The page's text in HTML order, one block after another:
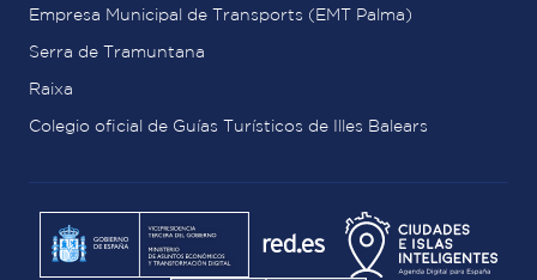
Empresa Municipal de Transports (EMT Palma)
Serra de Tramuntana
Raixa
Colegio oficial de Guías Turísticos de Illes Balears